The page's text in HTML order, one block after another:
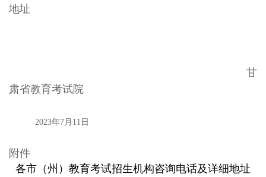
地址
甘
肃省教育考试院
2023年7月11日
附件
各市（州）教育考试招生机构咨询电话及详细地址